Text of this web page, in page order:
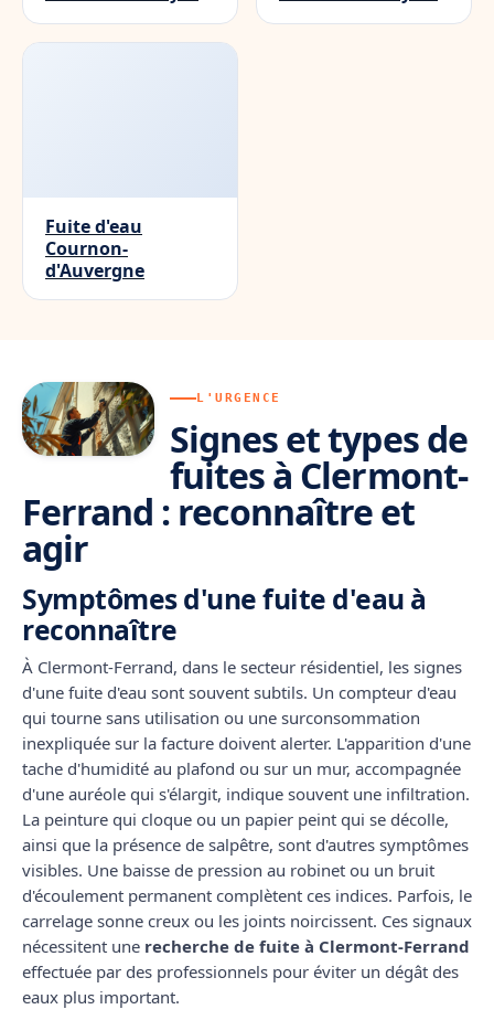
Fuite d'eau
Cournon-
d'Auvergne
L'URGENCE
Signes et types de
fuites à Clermont-
Ferrand : reconnaître et
agir
Symptômes d'une fuite d'eau à
reconnaître
À Clermont-Ferrand, dans le secteur résidentiel, les signes
d'une fuite d'eau sont souvent subtils. Un compteur d'eau
qui tourne sans utilisation ou une surconsommation
inexpliquée sur la facture doivent alerter. L'apparition d'une
tache d'humidité au plafond ou sur un mur, accompagnée
d'une auréole qui s'élargit, indique souvent une infiltration.
La peinture qui cloque ou un papier peint qui se décolle,
ainsi que la présence de salpêtre, sont d'autres symptômes
visibles. Une baisse de pression au robinet ou un bruit
d'écoulement permanent complètent ces indices. Parfois, le
carrelage sonne creux ou les joints noircissent. Ces signaux
nécessitent une recherche de fuite à Clermont-Ferrand
effectuée par des professionnels pour éviter un dégât des
eaux plus important.